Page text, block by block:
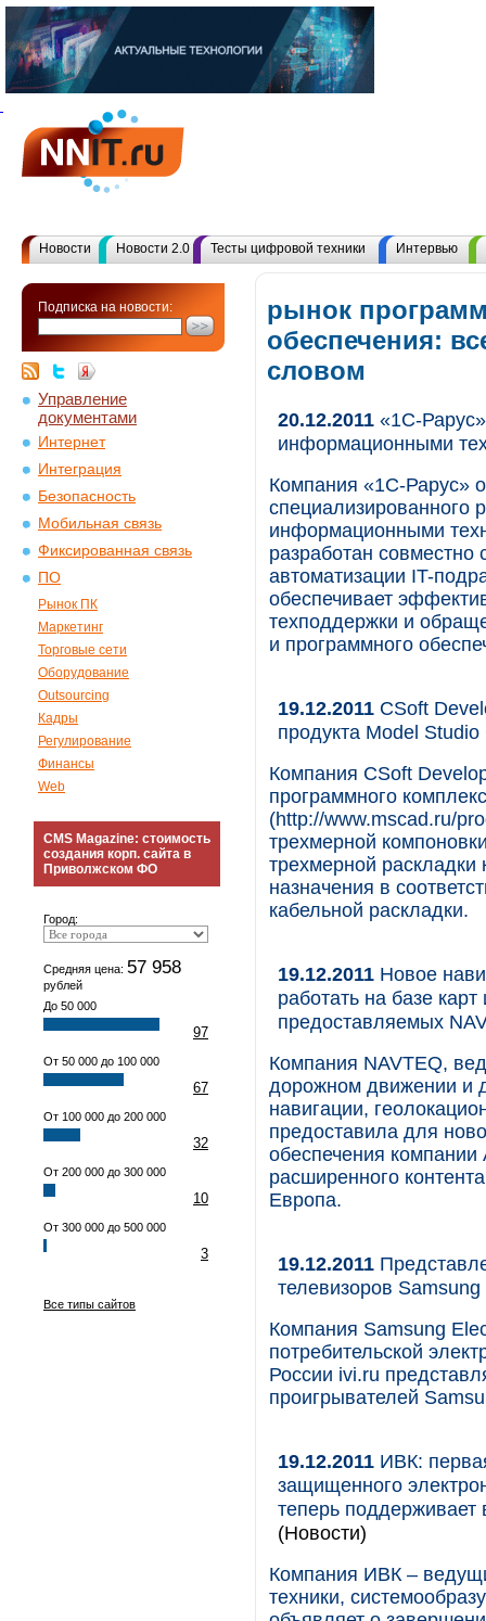
Новости Новости 2.0 Тесты цифровой техники Интервью
Подписка на новости:
Управление
документами
Интернет
Интеграция
Безопасность
Мобильная связь
Фиксированная связь
ПО
Рынок ПК
Маркетинг
Торговые сети
Оборудование
Outsourcing
Кадры
Регулирование
Финансы
Web
CMS Magazine: стоимость
создания корп. сайта в
Приволжском ФО
Город:
Средняя цена: 57 958
рублей
До 50 000
97
От 50 000 до 100 000
67
От 100 000 до 200 000
32
От 200 000 до 300 000
10
От 300 000 до 500 000
3
Все типы сайтов
рынок
обеспечения:
словом
20.12.2011 «1С-
информационными
Компания «1С-Рарус»
специализированного
информационными
разработан
автоматизации IT-
обеспечивает
техподдержки и
и программного
19.12.2011 CSoft
продукта Model
Компания CSoft
программного
(http://www.mscad.ru/
трехмерной
трехмерной раскладки
назначения в
кабельной раскладки.
19.12.2011 Новое
работать на базе
предоставляемых
Компания NAVTEQ,
дорожном движении и
навигации,
предоставила для
обеспечения
расширенного
Европа.
19.12.2011
телевизоров
Компания Samsung
потребительской
России ivi.ru
проигрывателей
19.12.2011 ИВК:
защищенного
теперь поддерживает
(Новости)
Компания ИВК –
техники,